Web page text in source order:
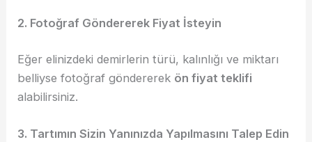
2. Fotoğraf Göndererek Fiyat İsteyin
Eğer elinizdeki demirlerin türü, kalınlığı ve miktarı
belliyse fotoğraf göndererek ön fiyat teklifi
alabilirsiniz.
3. Tartımın Sizin Yanınızda Yapılmasını Talep Edin